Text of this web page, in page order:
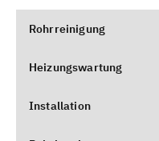
Rohrreinigung
Heizungswartung
Installation